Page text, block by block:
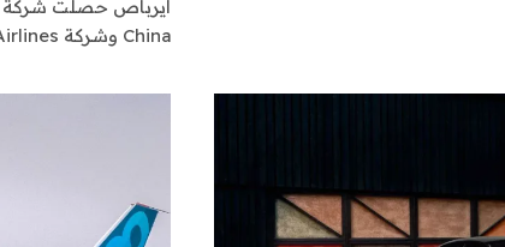
China وشركة Shenzhen Airlines التابعة…